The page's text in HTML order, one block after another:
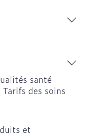
santé
Tarifs des soins
et